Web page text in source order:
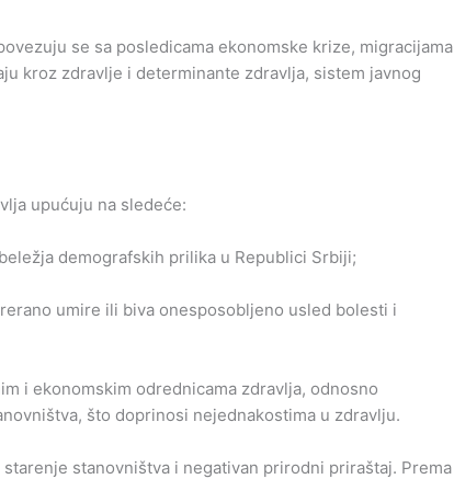
se sa posledicama ekonomske krize, migracijama
kroz zdravlje i determinante zdravlja, sistem javnog
upućuju na sledeće:
demografskih prilika u Republici Srbiji;
umire ili biva onesposobljeno usled bolesti i
i ekonomskim odrednicama zdravlja, odnosno
što doprinosi nejednakostima u zdravlju.
stanovništva i negativan prirodni priraštaj. Prema